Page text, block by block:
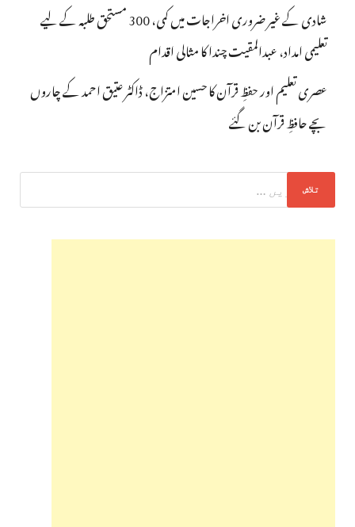
شادی کے غیر ضروری اخراجات میں کمی، 300 مستحق طلبہ کے لیے
تعلیمی امداد، عبدالمقیت چندا کا مثالی اقدام
عصری تعلیم اور حفظِ قرآن کا حسین امتزاج، ڈاکٹر عتیق احمد کے چاروں
بچے حافظِ قرآن بن گئے